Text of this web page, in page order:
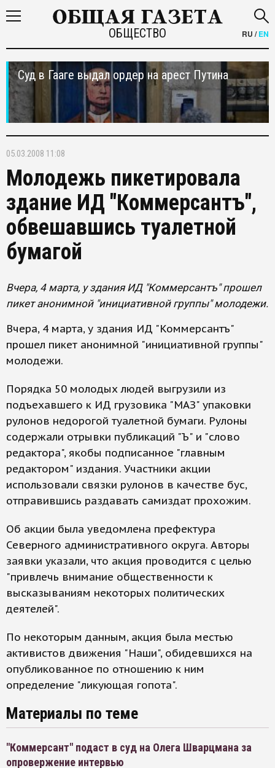
ОБЩЕСТВО RU /EN
Суд в Гааге выдал ордер на арест Путина
05.03.2008 11:08
Молодежь пикетировала
здание ИД "Коммерсантъ",
обвешавшись туалетной
бумагой
Вчера, 4 марта, у здания ИД "Коммерсантъ" прошел
пикет анонимной "инициативной группы" молодежи.
Вчера, 4 марта, у здания ИД "Коммерсантъ"
прошел пикет анонимной "инициативной группы"
молодежи.
Порядка 50 молодых людей выгрузили из
подъехавшего к ИД грузовика "МАЗ" упаковки
рулонов недорогой туалетной бумаги. Рулоны
содержали отрывки публикаций "Ъ" и "слово
редактора", якобы подписанное "главным
редактором" издания. Участники акции
использовали связки рулонов в качестве бус,
отправившись раздавать самиздат прохожим.
Об акции была уведомлена префектура
Северного административного округа. Авторы
заявки указали, что акция проводится с целью
"привлечь внимание общественности к
высказываниям некоторых политических
деятелей".
По некоторым данным, акция была местью
активистов движения "Наши", обидевшихся на
опубликованное по отношению к ним
определение "ликующая гопота".
Материалы по теме
"Коммерсант" подаст в суд на Олега Шварцмана за
опровержение интервью